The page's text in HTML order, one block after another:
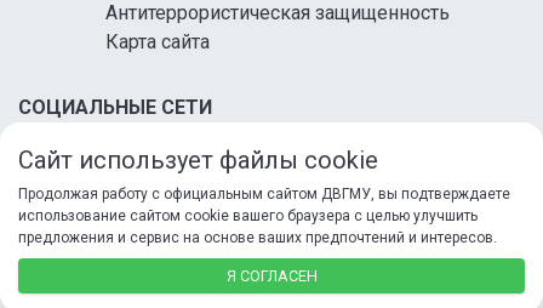
Антитеррористическая защищенность
Карта сайта
СОЦИАЛЬНЫЕ СЕТИ
© 2026 ФГБОУ ВО ДВГМУ Минздрава России
Сайт использует файлы cookie
Продолжая работу с официальным сайтом ДВГМУ, вы подтверждаете
использование сайтом cookie вашего браузера с целью улучшить
предложения и сервис на основе ваших предпочтений и интересов.
Я СОГЛАСЕН